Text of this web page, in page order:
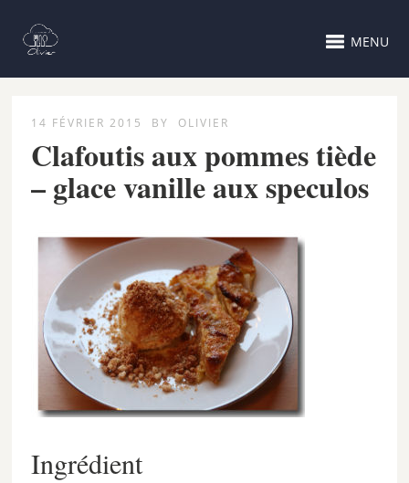
MENU
14 FÉVRIER 2015 BY OLIVIER
Clafoutis aux pommes tiède
– glace vanille aux speculos
Ingrédient